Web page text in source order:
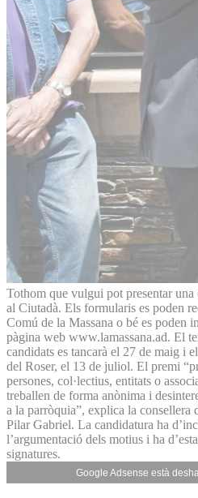
Tothom que vulgui pot presentar una
al Ciutadà. Els formularis es poden
Comú de la Massana o bé es poden
pàgina web www.lamassana.ad. El
candidats es tancarà el 27 de maig i
del Roser, el 13 de juliol. El premi
persones, col·lectius, entitats o
treballen de forma anònima i
a la parròquia”, explica la consellera
Pilar Gabriel. La candidatura ha
l’argumentació dels motius i ha
signatures.
Google Adsense està